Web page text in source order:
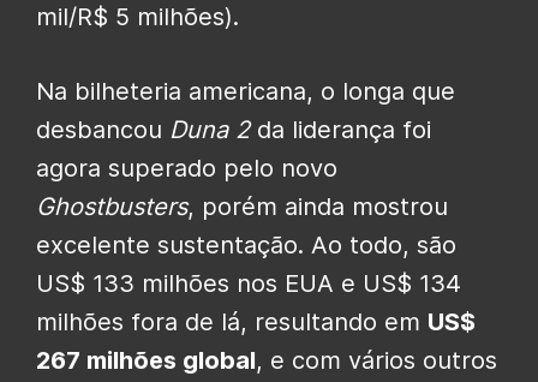
mil/R$ 5 milhões).
Na bilheteria americana, o longa que
desbancou Duna 2da liderança foi
agora superado pelo novo
Ghostbusters, porém ainda mostrou
excelente sustentação. Ao todo, são
US$ 133 milhões nos EUA e US$ 134
milhões fora de lá, resultando em US$
267 milhões global, e com vários outros